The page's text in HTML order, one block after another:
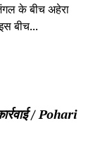
के बीच अहेरा
बीच...
/ Pohari